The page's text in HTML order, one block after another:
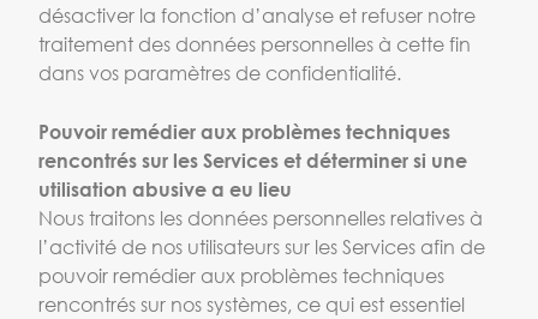
désactiver la fonction d’analyse et refuser notre
traitement des données personnelles à cette fin
dans vos paramètres de confidentialité.
Pouvoir remédier aux problèmes techniques
rencontrés sur les Services et déterminer si une
utilisation abusive a eu lieu
Nous traitons les données personnelles relatives à
l’activité de nos utilisateurs sur les Services afin de
pouvoir remédier aux problèmes techniques
rencontrés sur nos systèmes, ce qui est essentiel